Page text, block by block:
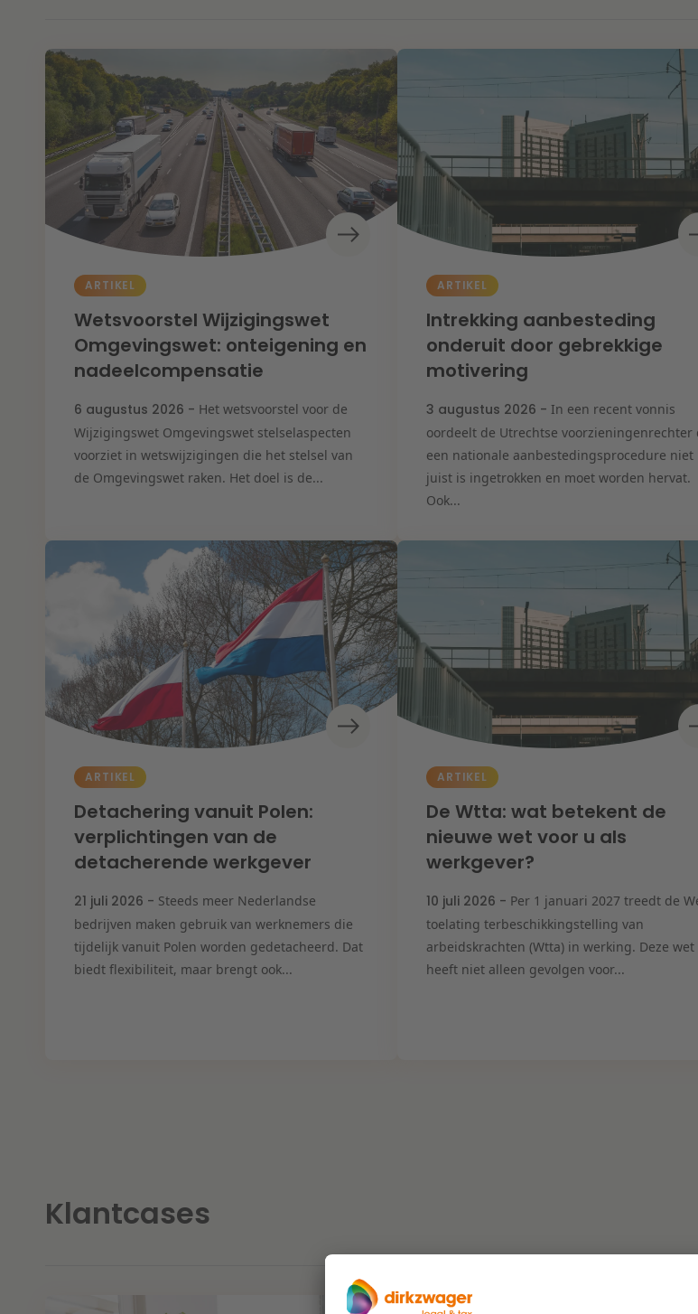
ARTIKEL
Wetsvoorstel Wijzigingswet
Omgevingswet: onteigening en
nadeelcompensatie
6 augustus 2026 - Het wetsvoorstel voor de
Wijzigingswet Omgevingswet stelselaspecten
voorziet in wetswijzigingen die het stelsel van
de Omgevingswet raken. Het doel is de...
ARTIKEL
Intrekking aanbesteding
onderuit door gebrekkige
motivering
3 augustus 2026 - In een recent vonnis
oordeelt de Utrechtse voorzieningenrechter
een nationale aanbestedingsprocedure niet
juist is ingetrokken en moet worden hervat.
Ook...
ARTIKEL
Detachering vanuit Polen:
verplichtingen van de
detacherende werkgever
21 juli 2026 - Steeds meer Nederlandse
bedrijven maken gebruik van werknemers die
tijdelijk vanuit Polen worden gedetacheerd. Dat
biedt flexibiliteit, maar brengt ook...
ARTIKEL
De Wtta: wat betekent de
nieuwe wet voor u als
werkgever?
10 juli 2026 - Per 1 januari 2027 treedt de
toelating terbeschikkingstelling van
arbeidskrachten (Wtta) in werking. Deze wet
heeft niet alleen gevolgen voor...
Klantcases